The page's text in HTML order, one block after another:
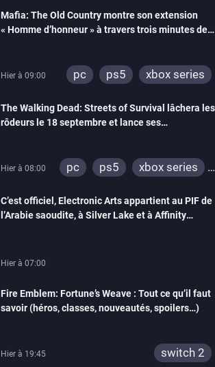
Mafia: The Old Country montre son extension
« Homme d’honneur » à travers trois minutes de
Hier à 09:00 pc ps5 xbox series
The Walking Dead: Streets of Survival lâchera les
rôdeurs le 18 septembre et lance ses
Hier à 08:00 pc ps5
xbox series
C’est officiel, Electronic Arts appartient au PIF de
l’Arabie saoudite, à Silver Lake et à Affinity
Hier à 07:00
Fire Emblem: Fortune’s Weave : Tout ce qu’il faut
savoir (héros, classes, nouveautés, spoilers…)
Hier à 19:45 switch 2